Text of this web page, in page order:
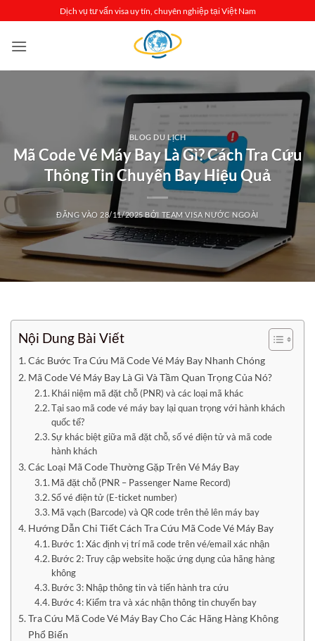
qua
nội
Dịch vụ tư vấn visa uy tín, chuyên nghiệp tại Việt Nam
BLOG DU LỊCH
Mã Code Vé Máy Bay Là Gì? Cách Tra Cứu
Thông Tin Chuyến Bay Hiệu Quả
ĐĂNG VÀO 28/11/2025 BỞI TEAM VISA NƯỚC NGOÀI
Nội Dung Bài Viết
Các Bước Tra Cứu Mã Code Vé Máy Bay Nhanh Chóng
Mã Code Vé Máy Bay Là Gì Và Tầm Quan Trọng Của Nó?
Khái niệm mã đặt chỗ (PNR) và các loại mã khác
Tại sao mã code vé máy bay lại quan trọng với hành khách
quốc tế?
Sự khác biệt giữa mã đặt chỗ, số vé điện tử và mã code
hành khách
Các Loại Mã Code Thường Gặp Trên Vé Máy Bay
Mã đặt chỗ (PNR – Passenger Name Record)
Số vé điện tử (E-ticket number)
Mã vạch (Barcode) và QR code trên thẻ lên máy bay
Hướng Dẫn Chi Tiết Cách Tra Cứu Mã Code Vé Máy Bay
Bước 1: Xác định vị trí mã code trên vé/email xác nhận
Bước 2: Truy cập website hoặc ứng dụng của hãng hàng
không
Bước 3: Nhập thông tin và tiến hành tra cứu
Bước 4: Kiểm tra và xác nhận thông tin chuyến bay
Tra Cứu Mã Code Vé Máy Bay Cho Các Hãng Hàng Không
Phổ Biến